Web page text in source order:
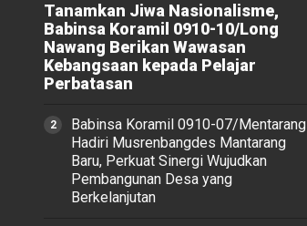
Tanamkan Jiwa Nasionalisme,
Babinsa Koramil 0910-10/Long
Nawang Berikan Wawasan
Kebangsaan kepada Pelajar
Perbatasan
Babinsa Koramil 0910-07/Mentarang
Hadiri Musrenbangdes Mantarang
Baru, Perkuat Sinergi Wujudkan
Pembangunan Desa yang
Berkelanjutan